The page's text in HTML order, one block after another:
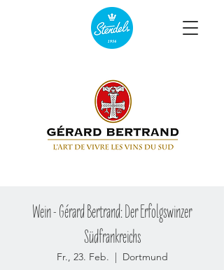
Wein - Gérard Bertrand: Der Erfolgswinzer
Südfrankreichs
Fr., 23. Feb.
  |
Dortmund